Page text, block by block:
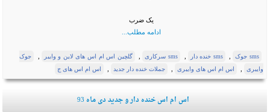
یک ضرب
ادامه مطلب...
sms جوک sms خنده دار sms سرکاری گلچین اس ام اس های لاین و وایبر
جوک
وایبری
اس ام اس های وایبری جملات خنده دار جدید اس ام اس های ج
اس ام اس خنده دار و جدید دی ماه 93